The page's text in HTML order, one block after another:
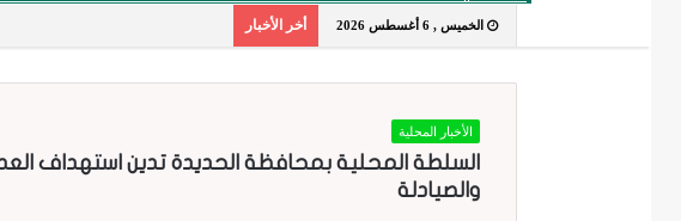
الخميس , 6 أغسطس 2026 أخر الأخبار
الأخبار المحلية
السلطة المحلية بمحافظة الحديدة تدين استهداف
والصيادلة